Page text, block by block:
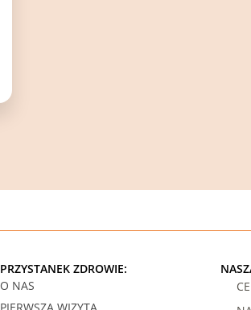
PRZYSTANEK ZDROWIE:
O NAS